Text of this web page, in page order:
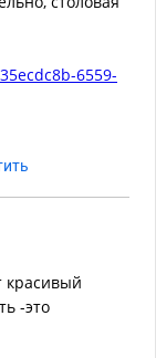
6559-
красивый
-это